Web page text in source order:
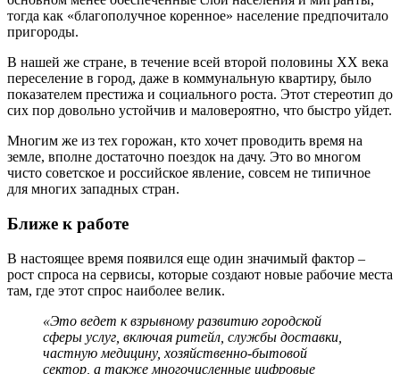
тогда как «благополучное коренное» население предпочитало
пригороды.
В нашей же стране, в течение всей второй половины XX века
переселение в город, даже в коммунальную квартиру, было
показателем престижа и социального роста. Этот стереотип до
сих пор довольно устойчив и маловероятно, что быстро уйдет.
Многим же из тех горожан, кто хочет проводить время на
земле, вполне достаточно поездок на дачу. Это во многом
чисто советское и российское явление, совсем не типичное
для многих западных стран.
Ближе к работе
В настоящее время появился еще один значимый фактор –
рост спроса на сервисы, которые создают новые рабочие места
там, где этот спрос наиболее велик.
«Это ведет к взрывному развитию городской
сферы услуг, включая ритейл, службы доставки,
частную медицину, хозяйственно-бытовой
сектор, а также многочисленные цифровые